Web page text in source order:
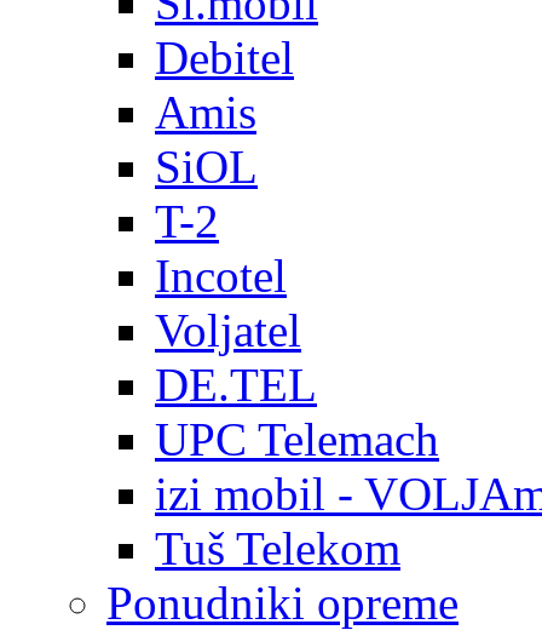
Debitel
Amis
SiOL
T-2
Incotel
Voljatel
DE.TEL
UPC Telemach
izi mobil -
Tuš Telekom
Ponudniki opreme